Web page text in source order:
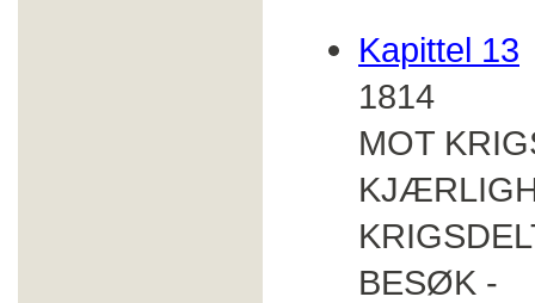
Kapittel 13
1814
MOT
BESØK -